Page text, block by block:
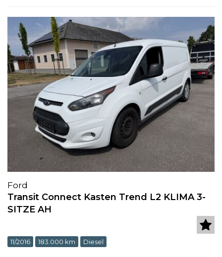
Ford
Transit Connect Kasten Trend L2 KLIMA 3-
SITZE AH
11/2016 183.000 km Diesel